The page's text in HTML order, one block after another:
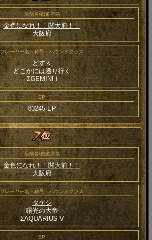
店舗名/都道府県
金色になれ！！関大前！！
大阪府
プレーヤー名・称号・ハウンドクラス
どすＫ
どこかには遷り行く
ΣGEMINI Ⅰ
EP
83245 EP
店舗名/都道府県
金色になれ！！関大前！！
大阪府
プレーヤー名・称号・ハウンドクラス
タケシ
曙光の大帝
ΣAQUARIUS Ⅴ
EP